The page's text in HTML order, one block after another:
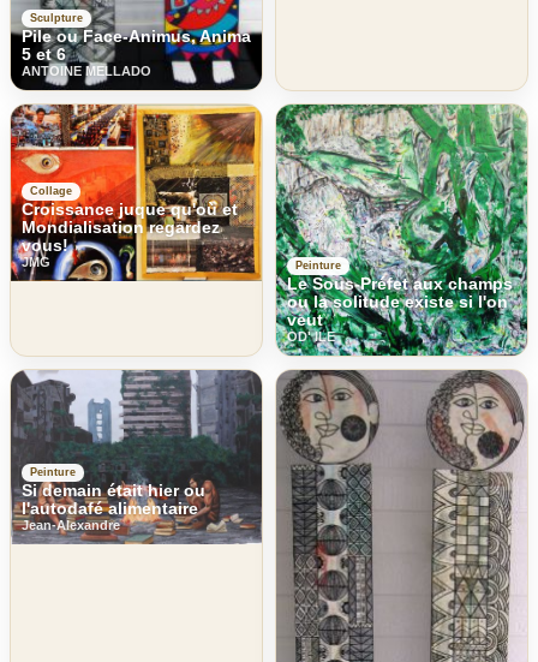
Sculpture
Pile ou Face-Animus, Anima
5 et 6
ANTOINE MELLADO
Collage
Croissance juque qu'où et
Mondialisation regardez
vous!
JMG Peinture
Le Sous-Préfet aux champs
ou la solitude existe si l'on
veut
OD' ILE
Peinture
Si demain était hier ou
l'autodafé alimentaire
Jean-Alexandre